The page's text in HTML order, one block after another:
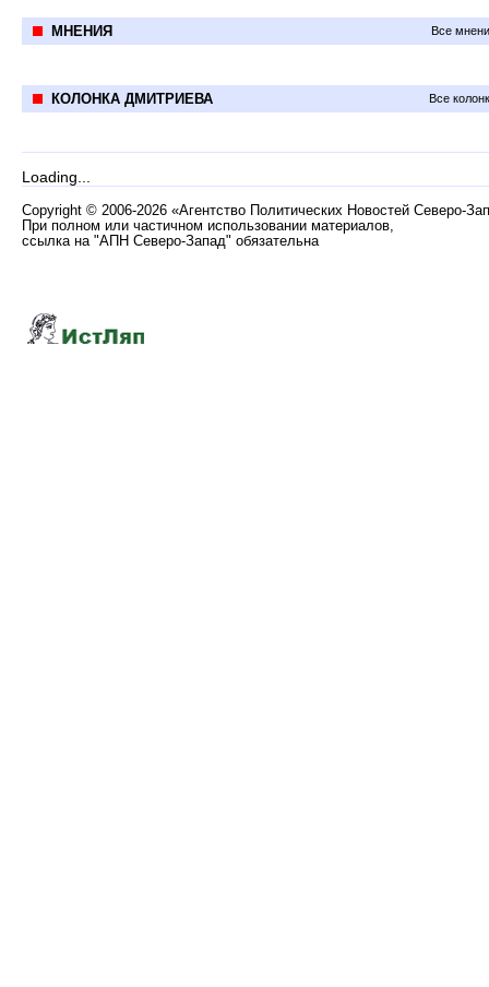
МНЕНИЯ Все
КОЛОНКА ДМИТРИЕВА Все
Loading...
Copyright © 2006-2026 «Агентство Политических Новостей Северо-
При полном или частичном использовании материалов,
ссылка на "АПН Северо-Запад" обязательна